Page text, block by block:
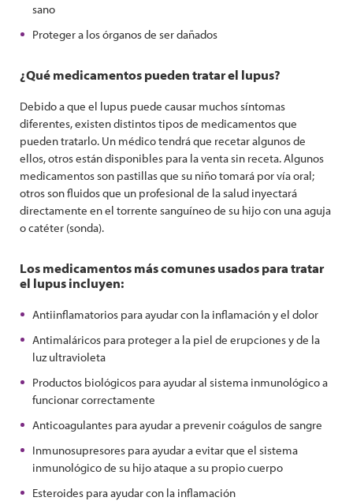
sano
Proteger a los órganos de ser dañados
¿Qué medicamentos pueden tratar el lupus?
Debido a que el lupus puede causar muchos síntomas
diferentes, existen distintos tipos de medicamentos que
pueden tratarlo. Un médico tendrá que recetar algunos de
ellos, otros están disponibles para la venta sin receta. Algunos
medicamentos son pastillas que su niño tomará por vía oral;
otros son fluidos que un profesional de la salud inyectará
directamente en el torrente sanguíneo de su hijo con una aguja
o catéter (sonda).
Los medicamentos más comunes usados para tratar
el lupus incluyen:
Antiinflamatorios para ayudar con la inflamación y el dolor
Antimaláricos para proteger a la piel de erupciones y de la
luz ultravioleta
Productos biológicos para ayudar al sistema inmunológico a
funcionar correctamente
Anticoagulantes para ayudar a prevenir coágulos de sangre
Inmunosupresores para ayudar a evitar que el sistema
inmunológico de su hijo ataque a su propio cuerpo
Esteroides para ayudar con la inflamación